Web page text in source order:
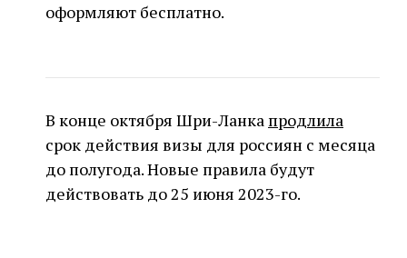
оформляют бесплатно.
В конце октября Шри-Ланка продлила
срок действия визы для россиян с месяца
до полугода. Новые правила будут
действовать до 25 июня 2023-го.